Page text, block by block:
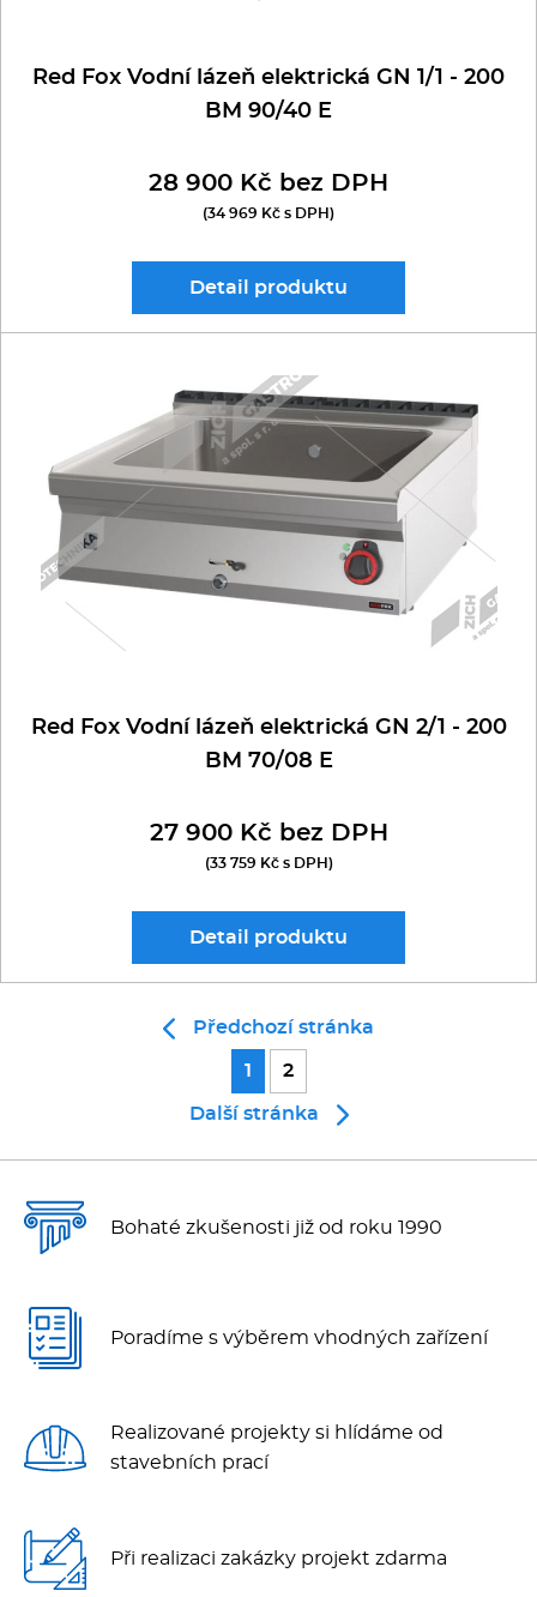
Red Fox Vodní lázeň elektrická GN 1/1 - 200
BM 90/40 E
28 900 Kč bez DPH
(34 969 Kč s DPH)
Detail produktu
Red Fox Vodní lázeň elektrická GN 2/1 - 200
BM 70/08 E
27 900 Kč bez DPH
(33 759 Kč s DPH)
Detail produktu
Předchozí stránka
1 2
Další stránka
Bohaté zkušenosti již od roku 1990
Poradíme s výběrem vhodných zařízení
Realizované projekty si hlídáme od
stavebních prací
Při realizaci zakázky projekt zdarma